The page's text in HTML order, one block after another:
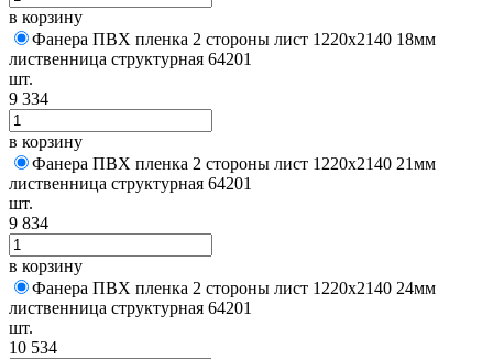
в корзину
Фанера ПВХ пленка 2 стороны лист 1220х2140 18мм
лиственница структурная 64201
шт.
9 334
в корзину
Фанера ПВХ пленка 2 стороны лист 1220х2140 21мм
лиственница структурная 64201
шт.
9 834
в корзину
Фанера ПВХ пленка 2 стороны лист 1220х2140 24мм
лиственница структурная 64201
шт.
10 534